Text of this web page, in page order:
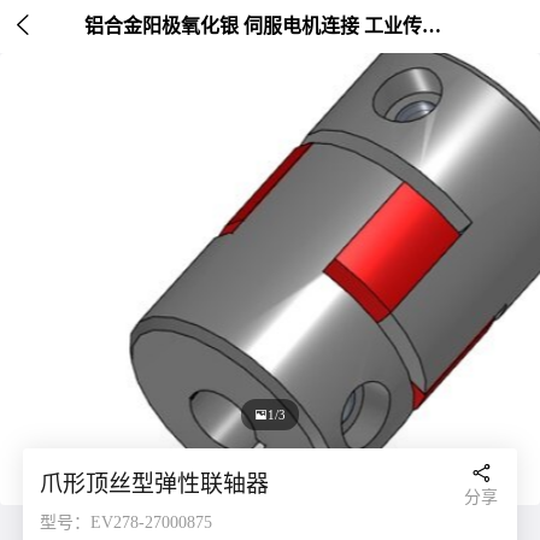
 铝合金阳极氧化银 伺服电机连接 工业传动配件 外径30mm
1/3
爪形顶丝型弹性联轴器
型号：EV278-27000875

分享